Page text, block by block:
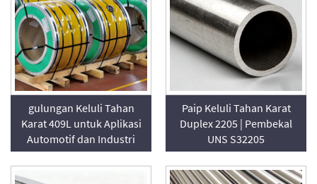
gulungan Keluli Tahan
Karat 409L untuk Aplikasi
Automotif dan Industri
Paip Keluli Tahan Karat
Duplex 2205 | Pembekal
UNS S32205